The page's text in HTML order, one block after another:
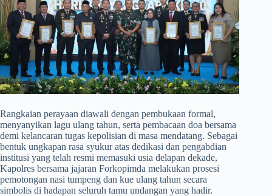
​Rangkaian perayaan diawali dengan pembukaan formal,
menyanyikan lagu ulang tahun, serta pembacaan doa bersama
demi kelancaran tugas kepolisian di masa mendatang. Sebagai
bentuk ungkapan rasa syukur atas dedikasi dan pengabdian
institusi yang telah resmi memasuki usia delapan dekade,
Kapolres bersama jajaran Forkopimda melakukan prosesi
pemotongan nasi tumpeng dan kue ulang tahun secara
simbolis di hadapan seluruh tamu undangan yang hadir.